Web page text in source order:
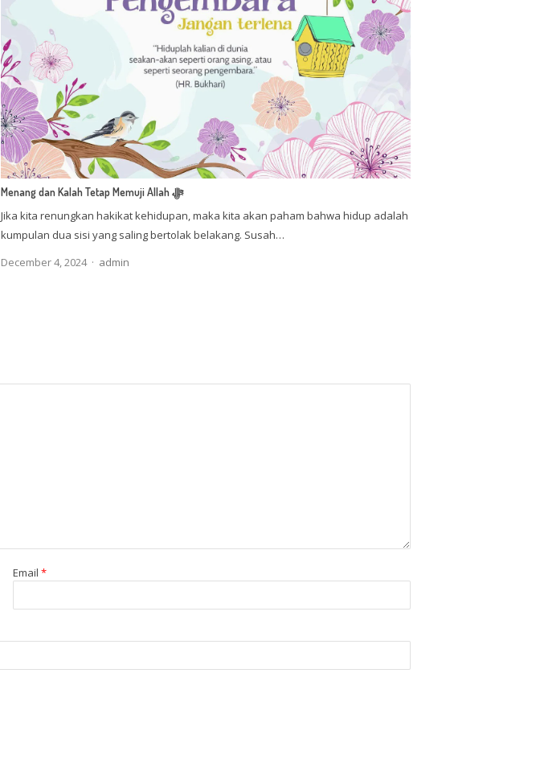
Menang dan Kalah Tetap Memuji Allah ﷻ
Jika kita renungkan hakikat kehidupan, maka kita akan paham bahwa hidup adalah
kumpulan dua sisi yang saling bertolak belakang. Susah…
December 4, 2024
Author
admin
Email *